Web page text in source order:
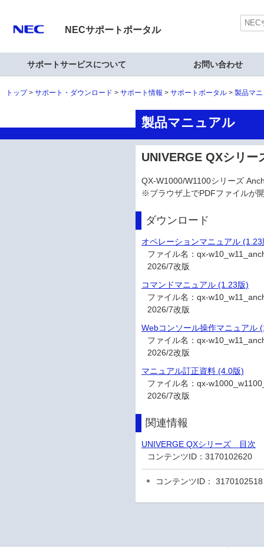
NECサポートポータル
サポートサービスについて お問い合わせ
トップ サポート・ダウンロード サポート情報 サポートポータル 製品マ
製品マニュアル
UNIVERGE QXシリ
QX-W1000/W1100シリーズ
※ブラウザ上でPDFファイルが
ダウンロード
オペレーションマニュアル (1.23
ファイル名：qx-
2026/7改版
コマンドマニュアル (1.23版)
ファイル名：qx-
2026/7改版
Webコンソール操作マニュアル
ファイル名：qx-
2026/2改版
マニュアル訂正資料 (4.0版)
ファイル名：qx-
2026/7改版
関連情報
UNIVERGE QXシリーズ 目次
コンテンツID：3170102620
コンテンツID： 3170102518